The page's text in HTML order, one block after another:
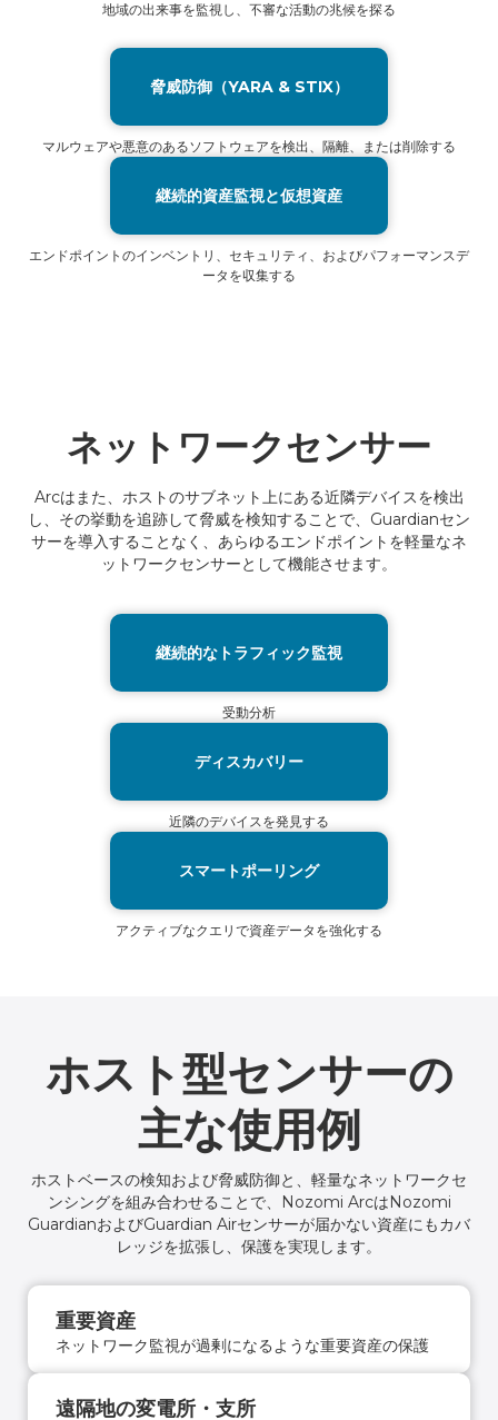
地域の出来事を監視し、不審な活動の兆候を探る
脅威防御（YARA & STIX）
マルウェアや悪意のあるソフトウェアを検出、隔離、または削除する
継続的資産監視と仮想資産
エンドポイントのインベントリ、セキュリティ、およびパフォーマンスデ
ータを収集する
ネットワークセンサー
Arcはまた、ホストのサブネット上にある近隣デバイスを検出
し、その挙動を追跡して脅威を検知することで、Guardianセン
サーを導入することなく、あらゆるエンドポイントを軽量なネ
ットワークセンサーとして機能させます。
継続的なトラフィック監視
受動分析
ディスカバリー
近隣のデバイスを発見する
スマートポーリング
アクティブなクエリで資産データを強化する
ホスト型センサーの
主な使用例
ホストベースの検知および脅威防御と、軽量なネットワークセ
ンシングを組み合わせることで、Nozomi ArcはNozomi
GuardianおよびGuardian Airセンサーが届かない資産にもカバ
レッジを拡張し、保護を実現します。
重要資産
ネットワーク監視が過剰になるような重要資産の保護
遠隔地の変電所・支所